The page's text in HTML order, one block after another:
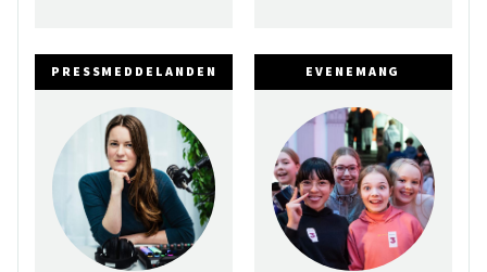
PRESSMEDDELANDEN EVENEMANG